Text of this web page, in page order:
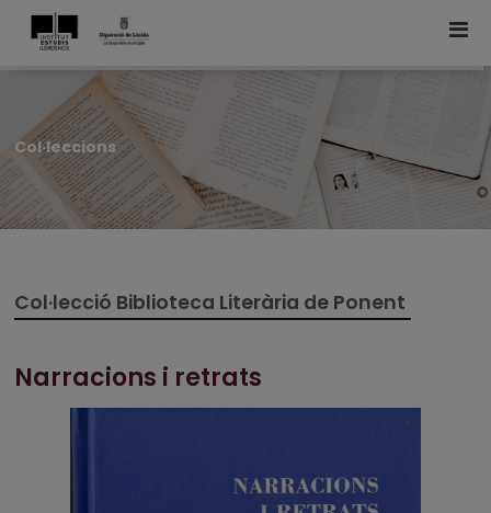
Col·leccions
Col·lecció Biblioteca Literària de Ponent
Narracions i retrats